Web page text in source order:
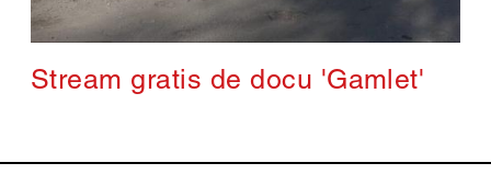
Stream gratis de docu 'Gamlet'